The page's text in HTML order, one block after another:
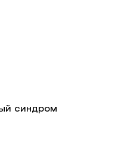
синдром